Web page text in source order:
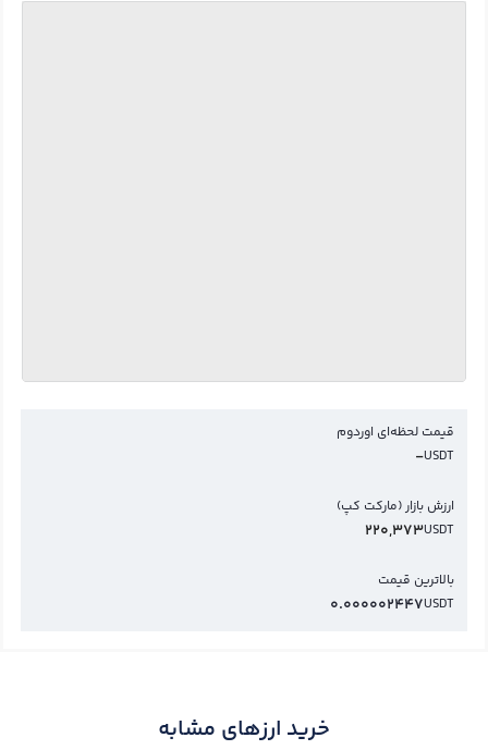
قیمت لحظه‌ای اوردوم
USDT
-
ارزش بازار (مارکت کپ)
USDT
220,373
بالاترین قیمت
USDT
0.000002447
خرید ارزهای مشابه